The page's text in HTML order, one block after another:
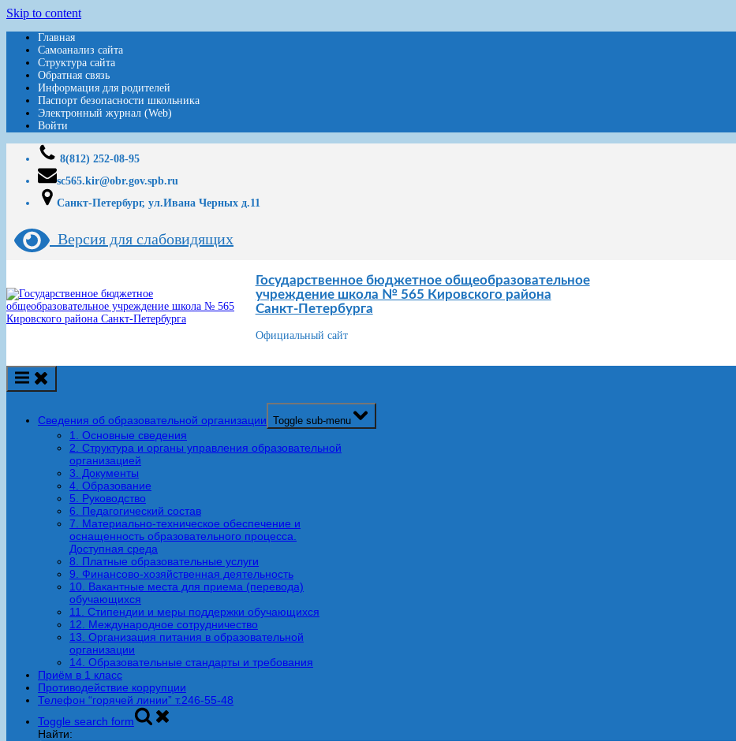
Skip to content
Главная
Самоанализ сайта
Структура сайта
Обратная связь
Информация для родителей
Паспорт безопасности школьника
Электронный журнал (Web)
Войти
8(812) 252-08-95
sc565.kir@obr.gov.spb.ru
Санкт-Петербург, ул.Ивана Черных д.11
Версия для слабовидящих
Государственное бюджетное общеобразовательное
учреждение школа № 565 Кировского района
Санкт-Петербурга
Официальный сайт
Сведения об образовательной организации Toggle sub-menu
1. Основные сведения
2. Структура и органы управления образовательной
организацией
3. Документы
4. Образование
5. Руководство
6. Педагогический состав
7. Материально-техническое обеспечение и
оснащенность образовательного процесса.
Доступная среда
8. Платные образовательные услуги
9. Финансово-хозяйственная деятельность
10. Вакантные места для приема (перевода)
обучающихся
11. Стипендии и меры поддержки обучающихся
12. Международное сотрудничество
13. Организация питания в образовательной
организации
14. Образовательные стандарты и требования
Приём в 1 класс
Противодействие коррупции
Телефон “горячей линии” т.246-55-48
Toggle search form
Найти: